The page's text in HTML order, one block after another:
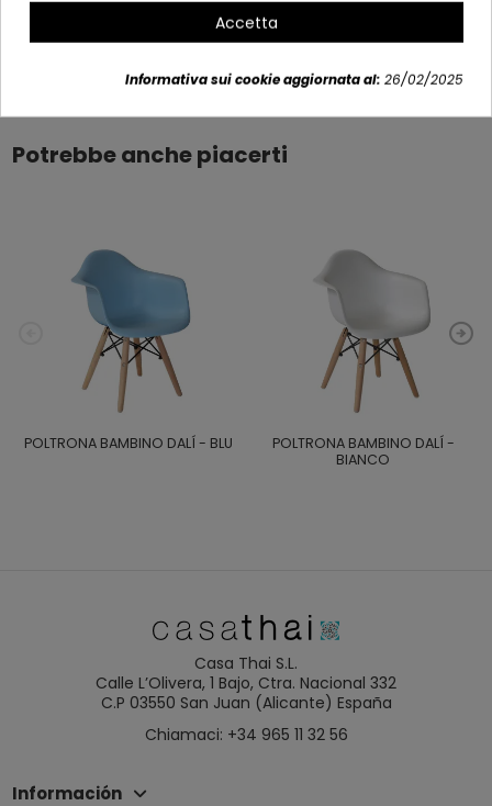
Potrebbe anche piacerti
POLTRONA BAMBINO DALÍ - BLU
POLTRONA BAMBINO DALÍ -
BIANCO
Casa Thai S.L.
Calle L’Olivera, 1 Bajo, Ctra. Nacional 332
C.P 03550 San Juan (Alicante) España
Chiamaci: +34 965 11 32 56
Información
Accetta
Informativa sui cookie aggiornata al:26/02/2025